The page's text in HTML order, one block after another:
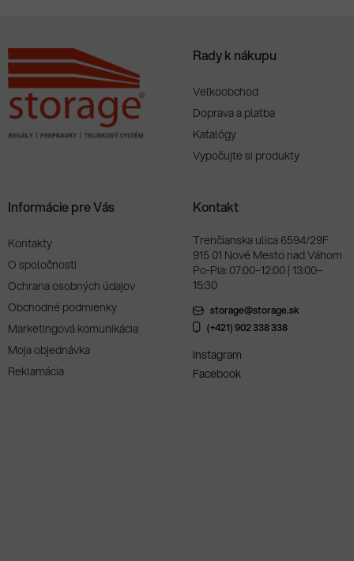
Rady k nákupu
Veľkoobchod
Doprava a platba
Katalógy
Vypočujte si produkty
Informácie pre Vás
Kontakty
O spoločnosti
Ochrana osobných údajov
Obchodné podmienky
Marketingová komunikácia
Moja objednávka
Reklamácia
Kontakt
Trenčianska ulica 6594/29F
915 01 Nové Mesto nad Váhom
Po-Pia: 07:00–12:00 | 13:00–
15:30
storage@storage.sk
(+421) 902 338 338
Instagram
Facebook